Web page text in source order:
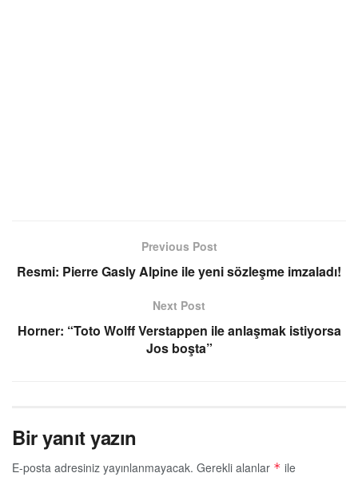
Previous Post
Resmi: Pierre Gasly Alpine ile yeni sözleşme imzaladı!
Next Post
Horner: “Toto Wolff Verstappen ile anlaşmak istiyorsa
Jos boşta”
Bir yanıt yazın
E-posta adresiniz yayınlanmayacak. Gerekli alanlar * ile